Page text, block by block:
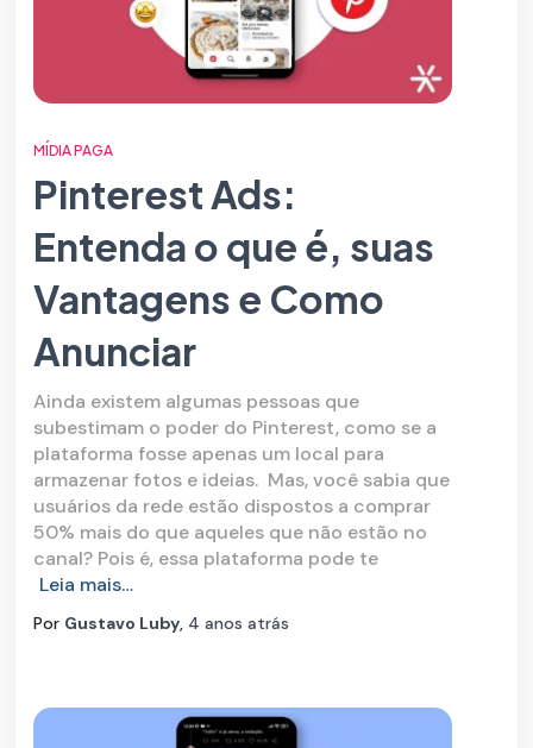
MÍDIA PAGA
Pinterest Ads:
Entenda o que é, suas
Vantagens e Como
Anunciar
Ainda existem algumas pessoas que
subestimam o poder do Pinterest, como se a
plataforma fosse apenas um local para
armazenar fotos e ideias. Mas, você sabia que
usuários da rede estão dispostos a comprar
50% mais do que aqueles que não estão no
canal? Pois é, essa plataforma pode te
Leia mais…
Por Gustavo Luby, 4 anos atrás